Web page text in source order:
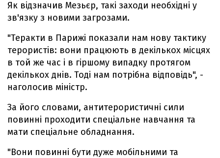
Як відзначив Мезьєр, такі заходи необхідні у
зв'язку з новими загрозами.
"Теракти в Парижі показали нам нову тактику
терористів: вони працюють в декількох місцях
в той же час і в гіршому випадку протягом
декількох днів. Тоді нам потрібна відповідь", -
наголосив міністр.
За його словами, антитерористичні сили
повинні проходити спеціальне навчання та
мати спеціальне обладнання.
"Вони повинні бути дуже мобільними та